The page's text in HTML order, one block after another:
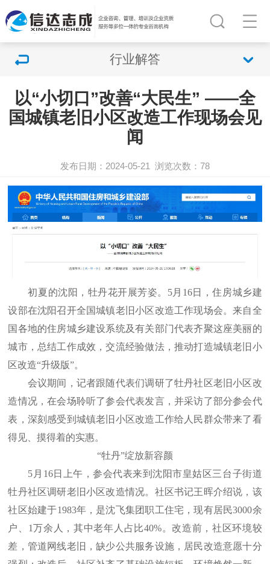
行业解答
以“小切口”改善“大民生” ——全
国城镇老旧小区改造工作现场会见
闻
发布日期：2024-05-21 浏览次数：78
初夏的沈阳，牡丹花开展芳姿。5月16日，住房城乡建
设部在沈阳召开全国城镇老旧小区改造工作现场会。来自全
国各地的住房城乡建设系统及有关部门代表齐聚这座美丽的
城市，总结工作成效，交流经验做法，推动打造城镇老旧小
区改造“升级版”。
会议期间，记者跟随代表们调研了牡丹社区老旧小区改
造情况，在会场聆听了参会代表发言，并采访了部分参会代
表，深刻感受到城镇老旧小区改造工作给人民群众带来了看
得见、摸得着的实惠。
“牡丹”绽放新容颜
5月16日上午，参会代表来到沈阳市皇姑区三台子街道
牡丹社区调研老旧小区改造情况。社区书记王晖介绍说，该
社区始建于1983年，是沈飞集团职工住宅，现有居民3000余
户、1万余人，其中老年人占比40%。改造前，社区环境较
差，管道网线老旧，缺少公共服务设施，居民改造意愿十分